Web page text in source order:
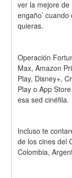
ver la mejore de
engaño’
quieras.
Operación
Max, Amazon
Play, Disney+,
Play o App
esa sed cinéfila.
Incluso te
de los cines del
Colombia,